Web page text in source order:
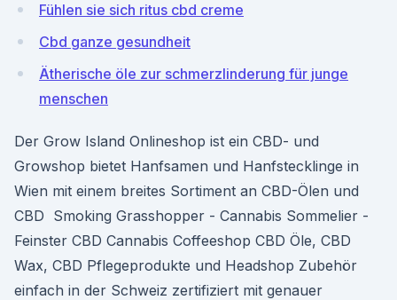
Fühlen sie sich ritus cbd creme
Cbd ganze gesundheit
Ätherische öle zur schmerzlinderung für junge
menschen
Der Grow Island Onlineshop ist ein CBD- und
Growshop bietet Hanfsamen und Hanfstecklinge in
Wien mit einem breites Sortiment an CBD-Ölen und
CBD Smoking Grasshopper - Cannabis Sommelier -
Feinster CBD Cannabis Coffeeshop CBD Öle, CBD
Wax, CBD Pflegeprodukte und Headshop Zubehör
einfach in der Schweiz zertifiziert mit genauer